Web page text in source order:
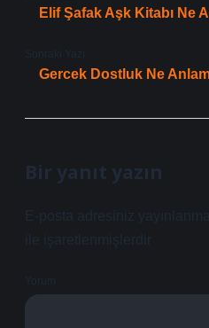
Elif Şafak Aşk Kitabı Ne
Sonraki Yazı
Gercek Dostluk Ne
Bir yanıt yazın
E-posta adresiniz
ile işaretlenmişlerdir
Yorum